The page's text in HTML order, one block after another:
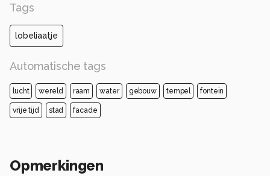
Tags
lobeliaatje
Automatische tags
lucht wereld raam water gebouw tempel fontein
vrije tijd stad facade
Opmerkingen